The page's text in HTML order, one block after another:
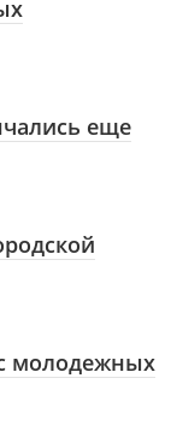
еще
молодежных